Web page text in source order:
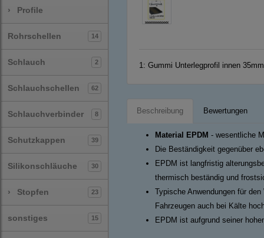
› Profile
Rohrschellen 14
Schlauch 2
Schlauchschellen 62
Schlauchverbinder 8
Schutzkappen 39
Silikonschläuche 30
› Stopfen 23
sonstiges 15
1: Gummi Unterlegprofil innen 35mm
Beschreibung Bewertungen
Material EPDM - wesentliche
Die Beständigkeit gegenüber
EPDM ist langfristig
thermisch beständig und
Typische Anwendungen für
Fahrzeugen auch bei Kälte
EPDM ist aufgrund seiner